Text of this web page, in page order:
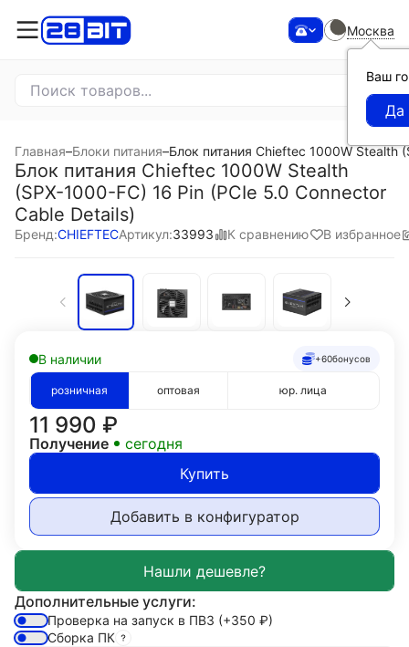
Москва
Ваш
Главная–Блоки питания–Блок питания Chieftec 1000W Stealth
Блок питания Chieftec 1000W Stealth
(SPX-1000-FC) 16 Pin (PCIe 5.0 Connector
Cable Details)
Бренд:CHIEFTECАртикул:33993 К сравнению В избранное
В наличии +60бонусов
розничная оптовая юр. лица
11 990 ₽
Получение
сегодня
Купить
Добавить в конфигуратор
Дополнительные услуги:
Проверка на запуск в ПВЗ (+350 ₽)
Сборка ПК